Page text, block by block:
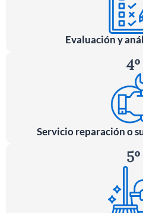
Evaluación y
4º
Servicio reparación o
5º